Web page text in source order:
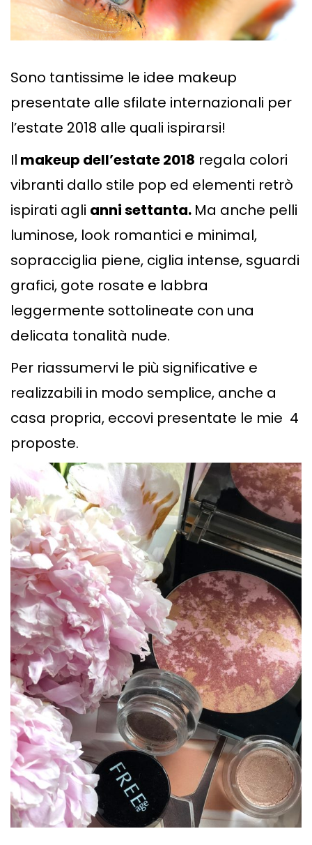
Sono tantissime le idee makeup
presentate alle sfilate internazionali per
l’estate 2018 alle quali ispirarsi!
Il makeup dell’estate 2018 regala colori
vibranti dallo stile pop ed elementi retrò
ispirati agli anni settanta. Ma anche pelli
luminose, look romantici e minimal,
sopracciglia piene, ciglia intense, sguardi
grafici, gote rosate e labbra
leggermente sottolineate con una
delicata tonalità nude.
Per riassumervi le più significative e
realizzabili in modo semplice, anche a
casa propria, eccovi presentate le mie 4
proposte.